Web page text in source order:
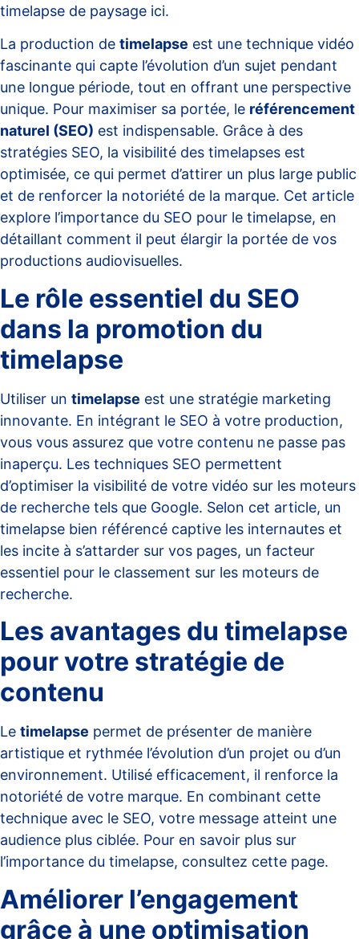
timelapse de paysage ici.
La production de timelapse est une technique vidéo
fascinante qui capte l’évolution d’un sujet pendant
une longue période, tout en offrant une perspective
unique. Pour maximiser sa portée, le référencement
naturel (SEO) est indispensable. Grâce à des
stratégies SEO, la visibilité des timelapses est
optimisée, ce qui permet d’attirer un plus large public
et de renforcer la notoriété de la marque. Cet article
explore l’importance du SEO pour le timelapse, en
détaillant comment il peut élargir la portée de vos
productions audiovisuelles.
Le rôle essentiel du SEO
dans la promotion du
timelapse
Utiliser un timelapse est une stratégie marketing
innovante. En intégrant le SEO à votre production,
vous vous assurez que votre contenu ne passe pas
inaperçu. Les techniques SEO permettent
d’optimiser la visibilité de votre vidéo sur les moteurs
de recherche tels que Google. Selon cet article, un
timelapse bien référencé captive les internautes et
les incite à s’attarder sur vos pages, un facteur
essentiel pour le classement sur les moteurs de
recherche.
Les avantages du timelapse
pour votre stratégie de
contenu
Le timelapse permet de présenter de manière
artistique et rythmée l’évolution d’un projet ou d’un
environnement. Utilisé efficacement, il renforce la
notoriété de votre marque. En combinant cette
technique avec le SEO, votre message atteint une
audience plus ciblée. Pour en savoir plus sur
l’importance du timelapse, consultez cette page.
Améliorer l’engagement
grâce à une optimisation